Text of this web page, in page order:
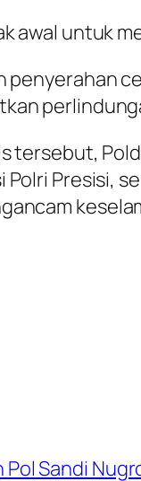
awal untuk
penyerahan
tersebut,
Polri Presisi,
Sandi